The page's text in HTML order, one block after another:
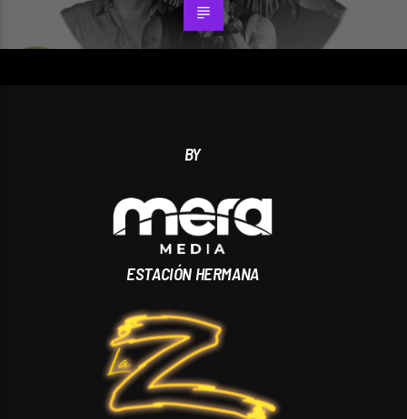
BY
ESTACIÓN HERMANA